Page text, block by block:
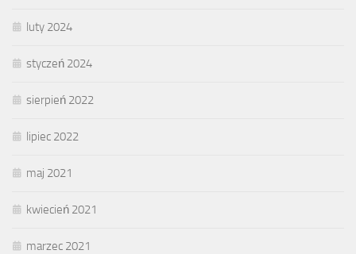
luty 2024
styczeń 2024
sierpień 2022
lipiec 2022
maj 2021
kwiecień 2021
marzec 2021